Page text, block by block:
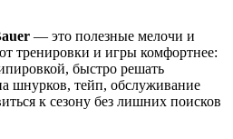
— это полезные мелочи и
тренировки и игры комфортнее:
быстро решать
шнурков, тейп, обслуживание
к сезону без лишних поисков